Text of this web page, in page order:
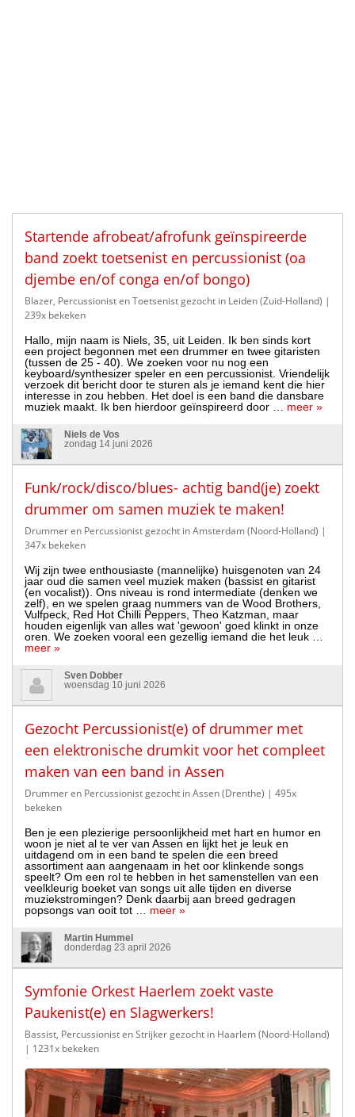
Startende afrobeat/afrofunk geïnspireerde
band zoekt toetsenist en percussionist (oa
djembe en/of conga en/of bongo)
Blazer, Percussionist en Toetsenist gezocht in Leiden (Zuid-Holland) |
239x bekeken
Hallo, mijn naam is Niels, 35, uit Leiden. Ik ben sinds kort
een project begonnen met een drummer en twee gitaristen
(tussen de 25 - 40). We zoeken voor nu nog een
keyboard/synthesizer speler en een percussionist. Vriendelijk
verzoek dit bericht door te sturen als je iemand kent die hier
interesse in zou hebben. Het doel is een band die dansbare
muziek maakt. Ik ben hierdoor geïnspireerd door … meer »
Niels de Vos
zondag 14 juni 2026
Funk/rock/disco/blues- achtig band(je) zoekt
drummer om samen muziek te maken!
Drummer en Percussionist gezocht in Amsterdam (Noord-Holland) |
347x bekeken
Wij zijn twee enthousiaste (mannelijke) huisgenoten van 24
jaar oud die samen veel muziek maken (bassist en gitarist
(en vocalist)). Ons niveau is rond intermediate (denken we
zelf), en we spelen graag nummers van de Wood Brothers,
Vulfpeck, Red Hot Chilli Peppers, Theo Katzman, maar
houden eigenlijk van alles wat 'gewoon' goed klinkt in onze
oren. We zoeken vooral een gezellig iemand die het leuk …
meer »
Sven Dobber
woensdag 10 juni 2026
Gezocht Percussionist(e) of drummer met
een elektronische drumkit voor het compleet
maken van een band in Assen
Drummer en Percussionist gezocht in Assen (Drenthe) | 495x
bekeken
Ben je een plezierige persoonlijkheid met hart en humor en
woon je niet al te ver van Assen en lijkt het je leuk en
uitdagend om in een band te spelen die een breed
assortiment aan aangenaam in het oor klinkende songs
speelt? Om een rol te hebben in het samenstellen van een
veelkleurig boeket van songs uit alle tijden en diverse
muziekstromingen? Denk daarbij aan breed gedragen
popsongs van ooit tot … meer »
Martin Hummel
donderdag 23 april 2026
Symfonie Orkest Haerlem zoekt vaste
Paukenist(e) en Slagwerkers!
Bassist, Percussionist en Strijker gezocht in Haarlem (Noord-Holland)
| 1231x bekeken